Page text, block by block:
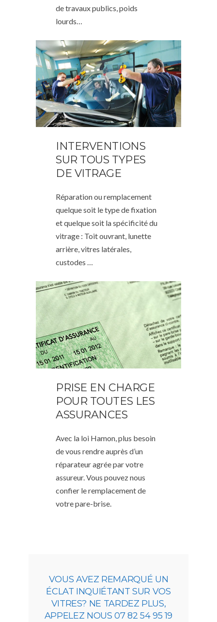
de travaux publics, poids
lourds…
INTERVENTIONS
SUR TOUS TYPES
DE VITRAGE
Réparation ou remplacement
quelque soit le type de fixation
et quelque soit la spécificité du
vitrage : Toit ouvrant, lunette
arrière, vitres latérales,
custodes …
PRISE EN CHARGE
POUR TOUTES LES
ASSURANCES
Avec la loi Hamon, plus besoin
de vous rendre auprès d’un
réparateur agrée par votre
assureur. Vous pouvez nous
confier le remplacement de
votre pare-brise.
VOUS AVEZ REMARQUÉ UN
ÉCLAT INQUIÉTANT SUR VOS
VITRES? NE TARDEZ PLUS,
APPELEZ NOUS 07 82 54 95 19